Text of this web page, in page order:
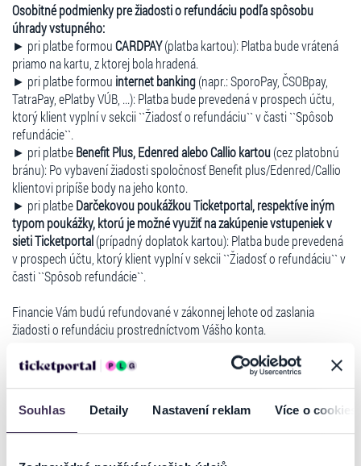
Souhlas Detaily Nastavení reklam Více o cookies
Osobitné podmienky pre žiadosti o refundáciu podľa spôsobu
úhrady vstupného:
► pri platbe formouCARDPAY(platba kartou): Platba bude vrátená
priamo na kartu, z ktorej bola hradená.
► pri platbe formou internet banking(napr.: SporoPay, ČSOBpay,
TatraPay, ePlatby VÚB, ...): Platba bude prevedená v prospech účtu,
ktorý klient vyplní v sekcii ``Žiadosť o refundáciu`` v časti ``Spôsob
refundácie``.
► pri platbeBenefit Plus, Edenred alebo Callio kartou(cez platobnú
bránu): Po vybavení žiadosti spoločnosť Benefit plus/Edenred/Callio
klientovi pripíše body na jeho konto.
► pri platbeDarčekovou poukážkou Ticketportal, respektíve iným
typom poukážky, ktorú je možné využiť na zakúpenie vstupeniek v
sieti Ticketportal(prípadný doplatok kartou): Platba bude prevedená
v prospech účtu, ktorý klient vyplní v sekcii ``Žiadosť o refundáciu`` v
časti ``Spôsob refundácie``.
Financie Vám budú refundované v zákonnej lehote od zaslania
žiadosti o refundáciu prostredníctvom Vášho konta.
Ďalšie informácie na:
TLAČOVÉ SPRÁVY
ZMENY A ZRUŠENIA
Vzniknutá situácia nás veľmi mrzí. Za pochopenie ďakujeme.